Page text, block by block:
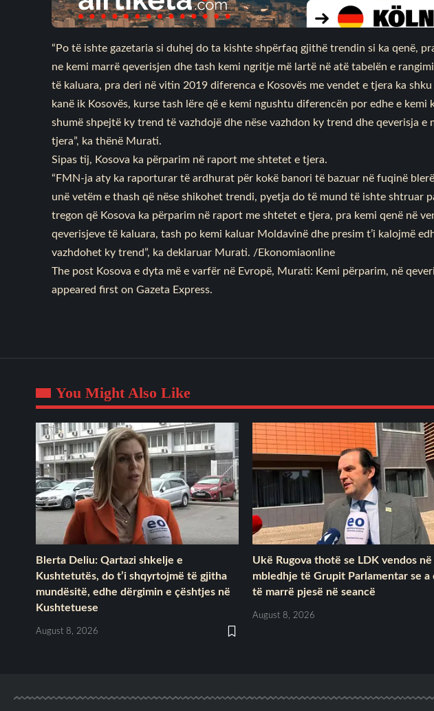
“Po të ishte gazetaria si duhej do ta kishte shpërfaq gjithë trendin si ka qenë,
ne kemi marrë qeverisjen dhe tash kemi ngritje më lartë në atë tabelën e
të kaluara, pra deri në vitin 2019 diferenca e Kosovës me vendet e tjera ka
kanë ik Kosovës, kurse tash lëre që e kemi ngushtu diferencën por edhe e kemi
shumë shpejtë ky trend të vazhdojë dhe nëse vazhdon ky trend dhe qeverisja e
tjera”, ka thënë Murati.
Sipas tij, Kosova ka përparim në raport me shtetet e tjera.
“FMN-ja aty ka raporturar të ardhurat për kokë banori të bazuar në fuqinë
unë vetëm e thash që nëse shikohet trendi, pyetja do të mund të ishte shtruar
tregon që Kosova ka përparim në raport me shtetet e tjera, pra kemi qenë në
qeverisjeve të kaluara, tash po kemi kaluar Moldavinë dhe presim t’i kalojmë
vazhdohet ky trend”, ka deklaruar Murati. /Ekonomiaonline
The post Kosova e dyta më e varfër në Evropë, Murati: Kemi përparim, në
appeared first onGazeta Express.
You Might Also Like
Blerta Deliu: Qartazi shkelje e
Kushtetutës, do t’i shqyrtojmë të gjitha
mundësitë, edhe dërgimin e çështjes në
Kushtetuese
August 8, 2026
Ukë Rugova thotë se LDK vendos në
mbledhje të Grupit Parlamentar se a
të marrë pjesë në seancë
August 8, 2026